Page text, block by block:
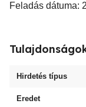
Feladás dátuma:
Hirdetés típus
Eredet